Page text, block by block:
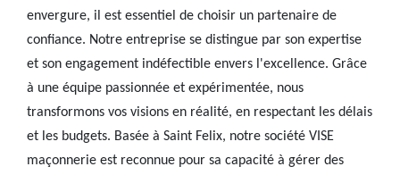
envergure, il est essentiel de choisir un partenaire de
confiance. Notre entreprise se distingue par son expertise
et son engagement indéfectible envers l'excellence. Grâce
à une équipe passionnée et expérimentée, nous
transformons vos visions en réalité, en respectant les délais
et les budgets. Basée à Saint Felix, notre société VISE
maçonnerie est reconnue pour sa capacité à gérer des